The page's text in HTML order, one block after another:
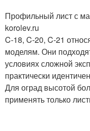
Профильный лист с
korolev.ru
C-18, C-20, C-21
моделям. Они
условиях сложной
практически
Для оград высотой
применять только